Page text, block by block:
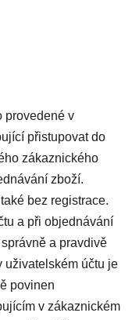
provedené v
přistupovat do
zákaznického
zboží.
bez registrace.
a při objednávání
a pravdivě
uživatelském účtu je
povinen
v zákaznickém